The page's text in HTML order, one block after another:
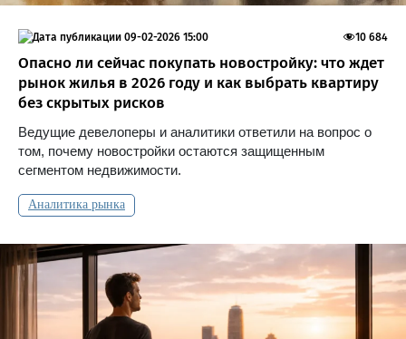
Опасно ли сейчас покупать новостройку: что ждет
рынок жилья в 2026 году и как выбрать квартиру
без скрытых рисков
Ведущие девелоперы и аналитики ответили на вопрос о
том, почему новостройки остаются защищенным
сегментом недвижимости.
Аналитика рынка
10 684
09-02-2026 15:00